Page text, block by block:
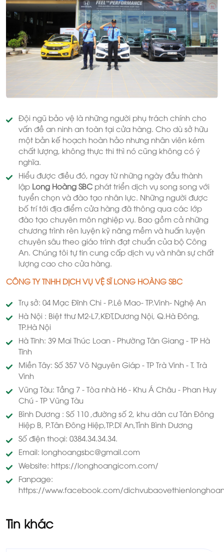
Đội ngũ bảo vệ là những người phụ trách chính cho
vấn đề an ninh an toàn tại cửa hàng. Cho dù sở hữu
một bản kế hoạch hoàn hảo nhưng nhân viên kém
chất lượng, không thực thi thì nó cũng không có ý
nghĩa.
Hiểu được điều đó, ngay từ những ngày đầu thành
lập Long Hoàng SBC phát triển dịch vụ song song với
tuyển chọn và đào tạo nhân lực. Những người được
bố trí tới địa điểm cửa hàng đã thông qua các lớp
đào tạo chuyên môn nghiệp vụ. Bao gồm cả những
chương trình rèn luyện kỹ năng mềm và huấn luyện
chuyên sâu theo giáo trình đạt chuẩn của bộ Công
An. Chúng tôi tự tin cung cấp dịch vụ và nhân sự chất
lượng cao cho cửa hàng.
CÔNG TY TNHH DỊCH VỤ VỆ SĨ LONG HOÀNG SBC
Trụ sở: 04 Mạc Đĩnh Chi - P.Lê Mao- TP.Vinh- Nghệ An
Hà Nội : Biệt thư M2-L7,KĐT,Dương Nội, Q.Hà Đông,
TP.Hà Nội
Hà Tĩnh: 39 Mai Thúc Loan - Phường Tân Giang - TP Hà
Tĩnh
Miền Tây: Số 357 Võ Nguyên Giáp - TP Trà Vinh - T. Trà
Vinh
Vũng Tàu: Tầng 7 - Tòa nhà H6 - Khu Á Châu - Phan Huy
Chú - TP Vũng Tàu
Bình Dương : Số 110 ,đường số 2, khu dân cư Tân Đông
Hiệp B, P.Tân Đông Hiệp,TP.Dĩ An,Tỉnh Bình Dương
Số điện thoại: 0384.34.34.34.
Email: longhoangsbc@gmail.com
Website: https://longhoangicom.com/
Fanpage:
https://www.facebook.com/
Tin khác